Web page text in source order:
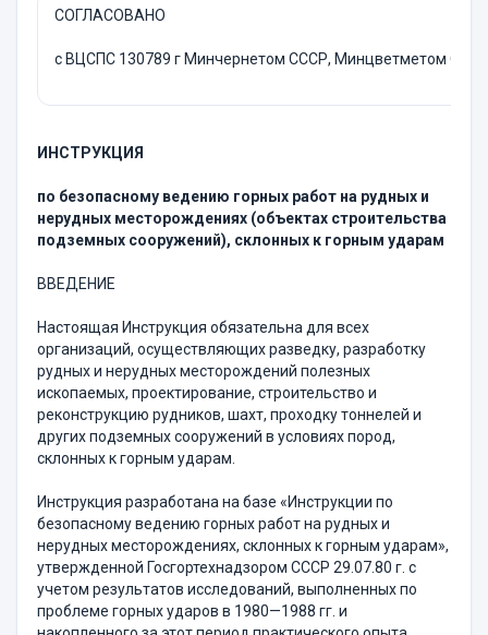
СОГЛАСОВАНО
с ВЦСПС 130789 г Минчернетом СССР, Минцветметом
ИНСТРУКЦИЯ
по безопасному ведению горных работ на рудных и
нерудных месторождениях (объектах строительства
подземных сооружений), склонных к горным ударам
ВВЕДЕНИЕ
Настоящая Инструкция обязательна для всех
организаций, осуществляющих разведку, разработку
рудных и нерудных месторождений полезных
ископаемых, проектирование, строительство и
реконструкцию рудников, шахт, проходку тоннелей и
других подземных сооружений в условиях пород,
склонных к горным ударам.
Инструкция разработана на базе «Инструкции по
безопасному ведению горных работ на рудных и
нерудных месторождениях, склонных к горным ударам»,
утвержденной Госгортехнадзором СССР 29.07.80 г. с
учетом результатов исследований, выполненных по
проблеме горных ударов в 1980—1988 гг. и